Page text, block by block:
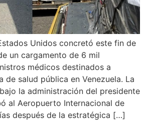
Unidos concretó este fin de
un cargamento de 6 mil
médicos destinados a
de salud pública en Venezuela. La
la administración del presidente
al Aeropuerto Internacional de
después de la estratégica […]